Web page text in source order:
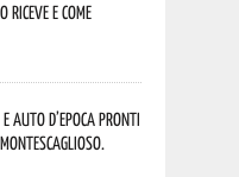
e come
auto d’epoca pronti